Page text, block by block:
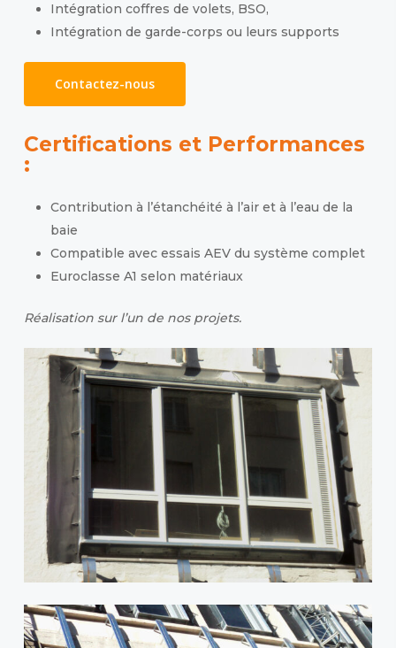
Intégration coffres de volets, BSO,
Intégration de garde-corps ou leurs supports
Contactez-nous
Certifications et Performances
:
Contribution à l’étanchéité à l’air et à l’eau de la
baie
Compatible avec essais AEV du système complet
Euroclasse A1 selon matériaux
Réalisation sur l’un de nos projets.